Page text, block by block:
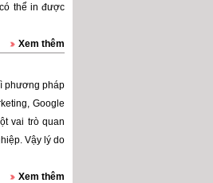
thể in được
Xem thêm
phương pháp
Google
vai trò quan
Vậy lý do
Xem thêm